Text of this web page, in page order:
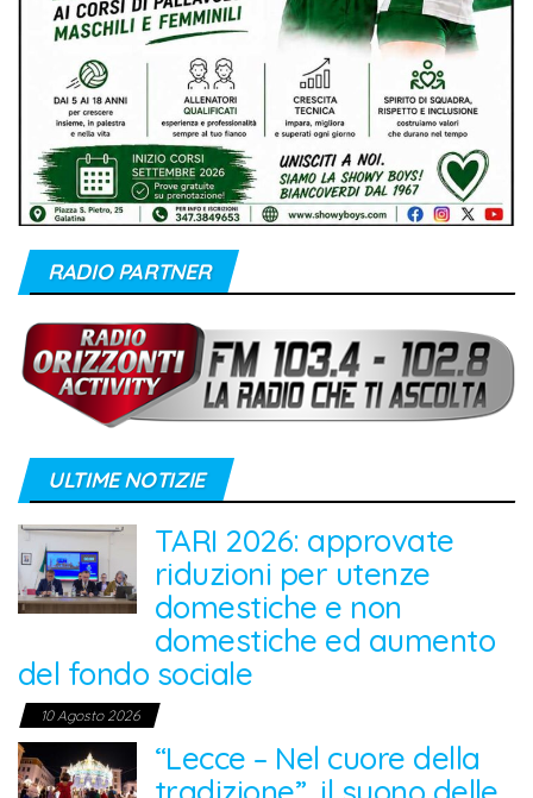
RADIO PARTNER
ULTIME NOTIZIE
TARI 2026: approvate
riduzioni per utenze
domestiche e non
domestiche ed aumento
del fondo sociale
10 Agosto 2026
“Lecce – Nel cuore della